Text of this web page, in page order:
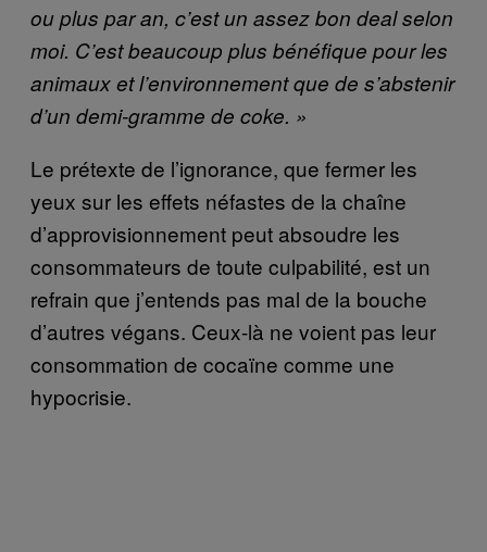
ou plus par an, c’est un assez bon deal selon
moi. C’est beaucoup plus bénéfique pour les
animaux et l’environnement que de s’abstenir
d’un demi-gramme de coke. »
Le prétexte de l’ignorance, que fermer les
yeux sur les effets néfastes de la chaîne
d’approvisionnement peut absoudre les
consommateurs de toute culpabilité, est un
refrain que j’entends pas mal de la bouche
d’autres végans. Ceux-là ne voient pas leur
consommation de cocaïne comme une
hypocrisie.